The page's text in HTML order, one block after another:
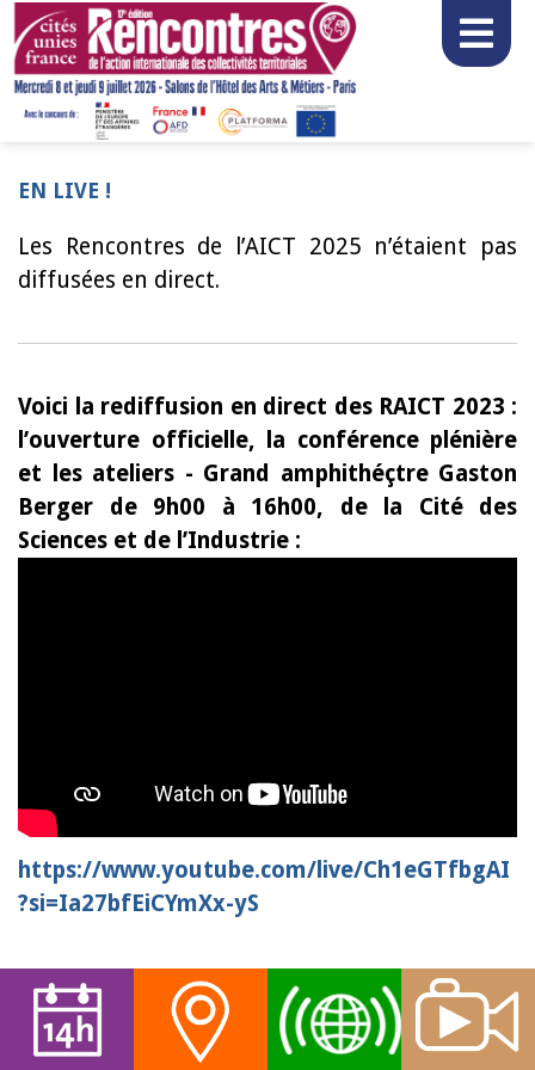
EN LIVE !
Les Rencontres de l’AICT 2025 n’étaient pas
diffusées en direct.
Voici la rediffusion en direct des RAICT 2023 :
l’ouverture officielle, la conférence plénière
et les ateliers - Grand amphithéçtre Gaston
Berger de 9h00 à 16h00, de la Cité des
Sciences et de l’Industrie :
https://www.youtube.com/live/Ch1eGTfbgAI
?si=Ia27bfEiCYmXx-yS